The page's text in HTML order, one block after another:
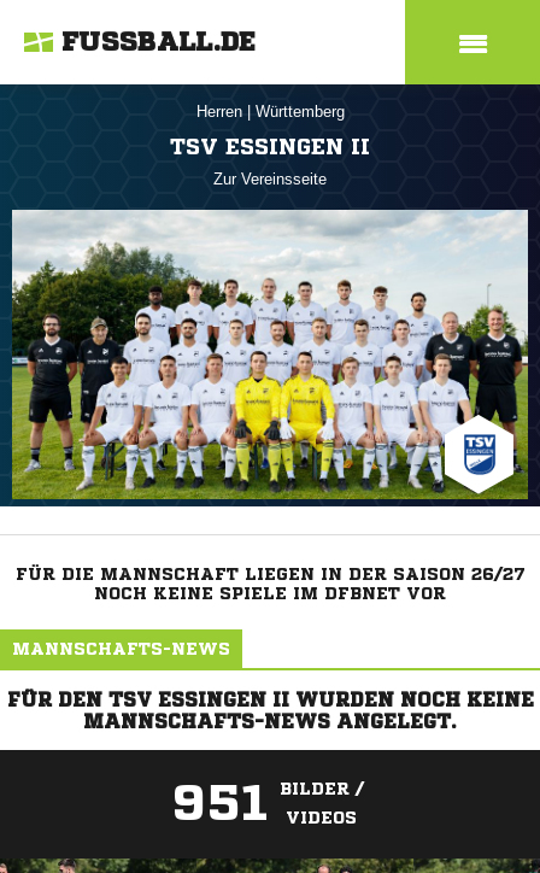
FUSSBALL.DE
Herren Württemberg
TSV ESSINGEN II
Zur Vereinsseite
FÜR DIE MANNSCHAFT LIEGEN IN DER SAISON 26/27
NOCH KEINE SPIELE IM DFBNET VOR
MANNSCHAFTS-NEWS
FÜR DEN TSV ESSINGEN II WURDEN NOCH KEINE
MANNSCHAFTS-NEWS ANGELEGT.
951
BILDER /
VIDEOS